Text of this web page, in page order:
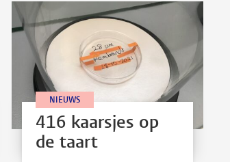
NIEUWS
416 kaarsjes op
de taart